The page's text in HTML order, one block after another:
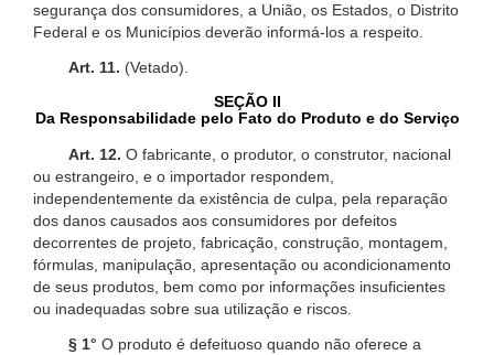
segurança dos consumidores, a União, os Estados, o Distrito
Federal e os Municípios deverão informá-los a respeito.
Art. 11. (Vetado).
SEÇÃO II
Da Responsabilidade pelo Fato do Produto e do Serviço
Art. 12. O fabricante, o produtor, o construtor, nacional
ou estrangeiro, e o importador respondem,
independentemente da existência de culpa, pela reparação
dos danos causados aos consumidores por defeitos
decorrentes de projeto, fabricação, construção, montagem,
fórmulas, manipulação, apresentação ou acondicionamento
de seus produtos, bem como por informações insuficientes
ou inadequadas sobre sua utilização e riscos.
§ 1° O produto é defeituoso quando não oferece a